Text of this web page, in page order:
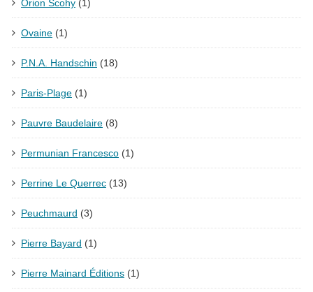
Orion Scohy (1)
Ovaine (1)
P.N.A. Handschin (18)
Paris-Plage (1)
Pauvre Baudelaire (8)
Permunian Francesco (1)
Perrine Le Querrec (13)
Peuchmaurd (3)
Pierre Bayard (1)
Pierre Mainard Éditions (1)